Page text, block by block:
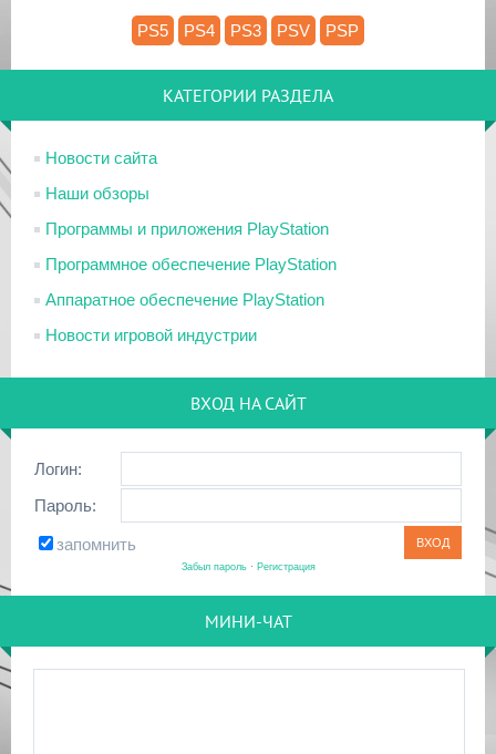
PS5 PS4 PS3 PSV PSP
КАТЕГОРИИ РАЗДЕЛА
Новости сайта
Наши обзоры
Программы и приложения PlayStation
Программное обеспечение PlayStation
Аппаратное обеспечение PlayStation
Новости игровой индустрии
ВХОД НА САЙТ
Логин:
Пароль:
запомнить
Забыл пароль· Регистрация
МИНИ-ЧАТ